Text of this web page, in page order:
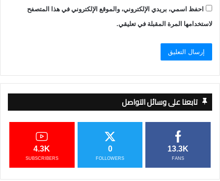
احفظ اسمي، بريدي الإلكتروني، والموقع الإلكتروني في هذا المتصفح
لاستخدامها المرة المقبلة في تعليقي.
تابعنا على وسائل التواصل
13.3K
FANS
0
FOLLOWERS
4.3K
SUBSCRIBERS